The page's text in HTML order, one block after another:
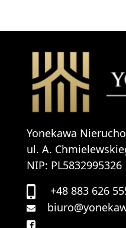
Yonekawa
ul. A.
NIP: PL5832995326
+48 883 626